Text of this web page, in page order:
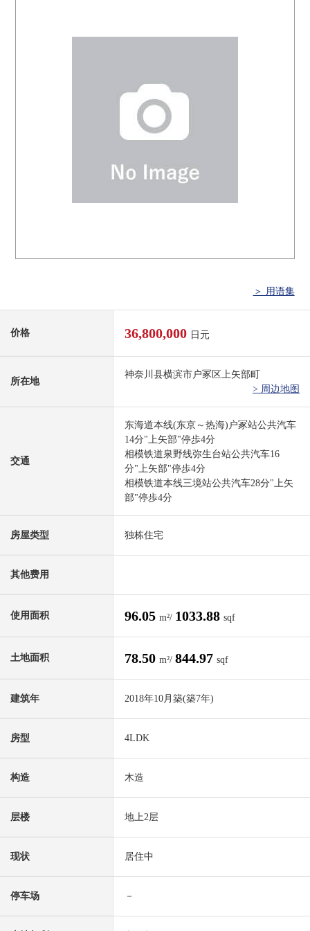
＞ 用语集
价格 36,800,000 日元
所在地
神奈川县横滨市户冢区上矢部町
> 周边地图
交通
东海道本线(东京～热海)户冢站公共汽车
14分"上矢部"停歩4分
相模铁道泉野线弥生台站公共汽车16
分"上矢部"停歩4分
相模铁道本线三境站公共汽车28分"上矢
部"停歩4分
房屋类型 独栋住宅
其他费用
使用面积 96.05 m²/ 1033.88 sqf
土地面积 78.50 m²/ 844.97 sqf
建筑年 2018年10月築(築7年)
房型 4LDK
构造 木造
层楼 地上2层
现状 居住中
停车场 －